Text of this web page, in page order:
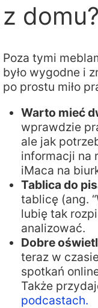
z domu?
Poza tymi
było wygodne i
po prostu miło
Warto mieć
wprawdzie
ale jak
informacji na
iMaca na
Tablica do
tablicę (ang.
lubię tak
analizować.
Dobre
teraz w
spotkań
Także
podcastach.